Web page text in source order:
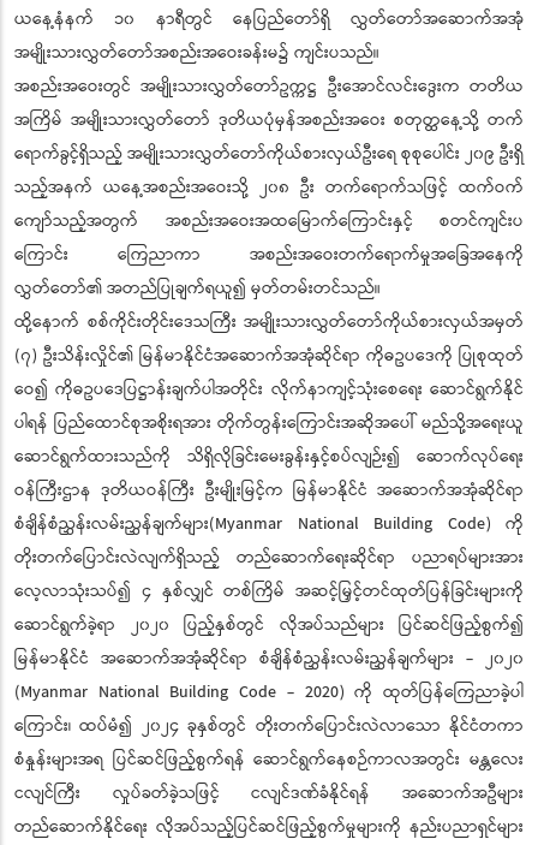
ယနေ့နံနက် ၁၀ နာရီတွင် နေပြည်တော်ရှိ လွှတ်တော်အဆောက်အအုံ
အမျိုးသားလွှတ်တော်အစည်းအဝေးခန်းမ၌ ကျင်းပသည်။
အစည်းအဝေးတွင် အမျိုးသားလွှတ်တော်ဥက္ကဋ္ဌ ဦးအောင်လင်းဒွေးက တတိယ
အကြိမ် အမျိုးသားလွှတ်တော် ဒုတိယပုံမှန်အစည်းအဝေး စတုတ္ထနေ့သို့ တက်
ရောက်ခွင့်ရှိသည့် အမျိုးသားလွှတ်တော်ကိုယ်စားလှယ်ဦးရေ စုစုပေါင်း ၂၀၉ ဦးရှိ
သည့်အနက် ယနေ့အစည်းအဝေးသို့ ၂၀၈ ဦး တက်ရောက်သဖြင့် ထက်ဝက်
ကျော်သည့်အတွက် အစည်းအဝေးအထမြောက်ကြောင်းနှင့် စတင်ကျင်းပ
ကြောင်း ကြေညာကာ အစည်းအဝေးတက်ရောက်မှုအခြေအနေကို
လွှတ်တော်၏ အတည်ပြုချက်ရယူ၍ မှတ်တမ်းတင်သည်။
ထို့နောက် စစ်ကိုင်းတိုင်းဒေသကြီး အမျိုးသားလွှတ်တော်ကိုယ်စားလှယ်အမှတ်
(၇) ဦးသိန်းလှိုင်၏ မြန်မာနိုင်ငံအဆောက်အအုံဆိုင်ရာ ကိုဓဥပဒေကို ပြုစုထုတ်
ဝေ၍ ကိုဓဥပဒေပြဋ္ဌာန်းချက်ပါအတိုင်း လိုက်နာကျင့်သုံးစေရေး ဆောင်ရွက်နိုင်
ပါရန် ပြည်ထောင်စုအစိုးရအား တိုက်တွန်းကြောင်းအဆိုအပေါ် မည်သို့အရေးယူ
ဆောင်ရွက်ထားသည်ကို သိရှိလိုခြင်းမေးခွန်းနှင့်စပ်လျဉ်း၍ ဆောက်လုပ်ရေး
ဝန်ကြီးဌာန ဒုတိယဝန်ကြီး ဦးမျိုးမြင့်က မြန်မာနိုင်ငံ အဆောက်အအုံဆိုင်ရာ
စံချိန်စံညွှန်းလမ်းညွှန်ချက်များ(Myanmar National Building Code) ကို
တိုးတက်ပြောင်းလဲလျက်ရှိသည့် တည်ဆောက်ရေးဆိုင်ရာ ပညာရပ်များအား
လေ့လာသုံးသပ်၍ ၄ နှစ်လျှင် တစ်ကြိမ် အဆင့်မြှင့်တင်ထုတ်ပြန်ခြင်းများကို
ဆောင်ရွက်ခဲ့ရာ ၂၀၂၀ ပြည့်နှစ်တွင် လိုအပ်သည်များ ပြင်ဆင်ဖြည့်စွက်၍
မြန်မာနိုင်ငံ အဆောက်အအုံဆိုင်ရာ စံချိန်စံညွှန်းလမ်းညွှန်ချက်များ - ၂၀၂၀
(Myanmar National Building Code - 2020) ကို ထုတ်ပြန်ကြေညာခဲ့ပါ
ကြောင်း၊ ထပ်မံ၍ ၂၀၂၄ ခုနှစ်တွင် တိုးတက်ပြောင်းလဲလာသော နိုင်ငံတကာ
စံနှုန်းများအရ ပြင်ဆင်ဖြည့်စွက်ရန် ဆောင်ရွက်နေစဉ်ကာလအတွင်း မန္တလေး
ငလျင်ကြီး လှုပ်ခတ်ခဲ့သဖြင့် ငလျင်ဒဏ်ခံနိုင်ရန် အဆောက်အဦများ
တည်ဆောက်နိုင်ရေး လိုအပ်သည့်ပြင်ဆင်ဖြည့်စွက်မှုများကို နည်းပညာရှင်များ